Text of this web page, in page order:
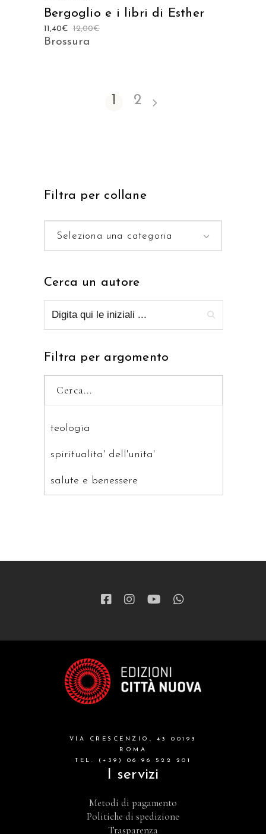
Bergoglio e i libri di Esther
12,00€
11,40€
Brossura
1 2
Filtra per collane
Seleziona una categoria
Cerca un autore
Filtra per argomento
teologia
spiritualita' dell'unita'
salute e benessere
patristica
formazione cristiana e liturgia
catalogo storico
attualita'
VIA CRESCENZIO, 43 00193
ROMA
TEL. (+39) 06 96 522 201
I servizi
Metodi di pagamento
Politiche di spedizione
Trasparenza